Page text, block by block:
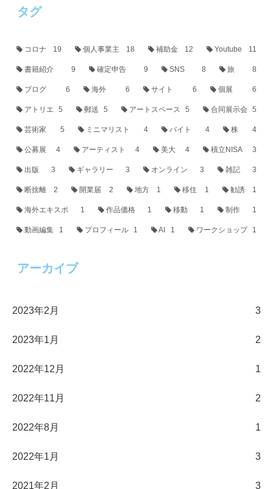
タグ
コロナ 19 個人事業主 18 補助金 12 Youtube 11
書籍紹介 9 確定申告 9 SNS 8 旅 8
ブログ 6 海外 6 サイト 6 個展 6
アトリエ 5 郵送 5 アートスペース 5 合同展示会 5
芸術家 5 ミニマリスト 4 バイト 4 株 4
公募展 4 アーティスト 4 美大 4 積立NISA 3
出版 3 ギャラリー 3 オンライン 3 雑記 3
断捨離 2 開業届 2 地方 1 移住 1 勧誘 1
海外エキスポ 1 作品価格 1 移動 1 制作 1
動画編集 1 プロフィール 1 AI 1 ワークショップ 1
アーカイブ
2023年2月 3
2023年1月 2
2022年12月 1
2022年11月 2
2022年8月 1
2022年1月 3
2021年2月 3